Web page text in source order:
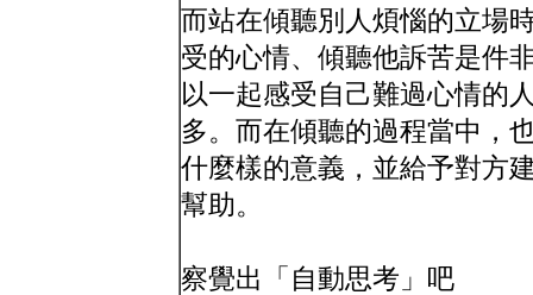
而站在傾聽別人煩惱的立場
受的心情、傾聽他訴苦是件
以一起感受自己難過心情的
多。而在傾聽的過程當中，
什麼樣的意義，並給予對方
幫助。
察覺出「自動思考」吧